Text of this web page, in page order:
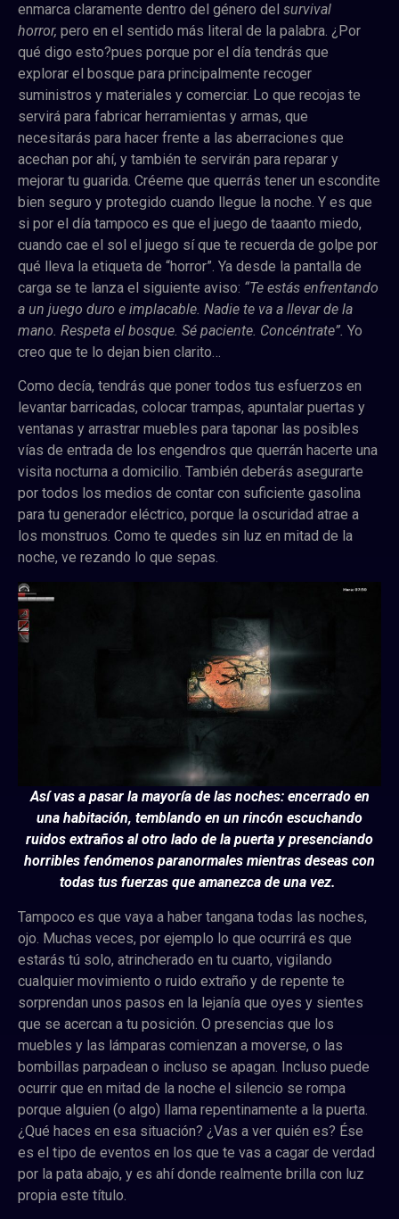
enmarca claramente dentro del género del survival
horror, pero en el sentido más literal de la palabra. ¿Por
qué digo esto?pues porque por el día tendrás que
explorar el bosque para principalmente recoger
suministros y materiales y comerciar. Lo que recojas te
servirá para fabricar herramientas y armas, que
necesitarás para hacer frente a las aberraciones que
acechan por ahí, y también te servirán para reparar y
mejorar tu guarida. Créeme que querrás tener un escondite
bien seguro y protegido cuando llegue la noche. Y es que
si por el día tampoco es que el juego de taaanto miedo,
cuando cae el sol el juego sí que te recuerda de golpe por
qué lleva la etiqueta de “horror”. Ya desde la pantalla de
carga se te lanza el siguiente aviso: “Te estás enfrentando
a un juego duro e implacable. Nadie te va a llevar de la
mano. Respeta el bosque. Sé paciente. Concéntrate”. Yo
creo que te lo dejan bien clarito…
Como decía, tendrás que poner todos tus esfuerzos en
levantar barricadas, colocar trampas, apuntalar puertas y
ventanas y arrastrar muebles para taponar las posibles
vías de entrada de los engendros que querrán hacerte una
visita nocturna a domicilio. También deberás asegurarte
por todos los medios de contar con suficiente gasolina
para tu generador eléctrico, porque la oscuridad atrae a
los monstruos. Como te quedes sin luz en mitad de la
noche, ve rezando lo que sepas.
Así vas a pasar la mayoría de las noches: encerrado en
una habitación, temblando en un rincón escuchando
ruidos extraños al otro lado de la puerta y presenciando
horribles fenómenos paranormales mientras deseas con
todas tus fuerzas que amanezca de una vez.
Tampoco es que vaya a haber tangana todas las noches,
ojo. Muchas veces, por ejemplo lo que ocurrirá es que
estarás tú solo, atrincherado en tu cuarto, vigilando
cualquier movimiento o ruido extraño y de repente te
sorprendan unos pasos en la lejanía que oyes y sientes
que se acercan a tu posición. O presencias que los
muebles y las lámparas comienzan a moverse, o las
bombillas parpadean o incluso se apagan. Incluso puede
ocurrir que en mitad de la noche el silencio se rompa
porque alguien (o algo) llama repentinamente a la puerta.
¿Qué haces en esa situación? ¿Vas a ver quién es? Ése
es el tipo de eventos en los que te vas a cagar de verdad
por la pata abajo, y es ahí donde realmente brilla con luz
propia este título.